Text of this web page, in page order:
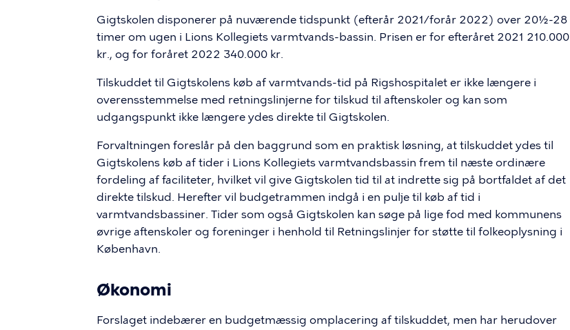
Gigtskolen disponerer på nuværende tidspunkt (efterår 2021/forår 2022) over 20½-28
timer om ugen i Lions Kollegiets varmtvands-bassin. Prisen er for efteråret 2021 210.000
kr., og for foråret 2022 340.000 kr.
Tilskuddet til Gigtskolens køb af varmtvands-tid på Rigshospitalet er ikke længere i
overensstemmelse med retningslinjerne for tilskud til aftenskoler og kan som
udgangspunkt ikke længere ydes direkte til Gigtskolen.
Forvaltningen foreslår på den baggrund som en praktisk løsning, at tilskuddet ydes til
Gigtskolens køb af tider i Lions Kollegiets varmtvandsbassin frem til næste ordinære
fordeling af faciliteter, hvilket vil give Gigtskolen tid til at indrette sig på bortfaldet af det
direkte tilskud. Herefter vil budgetrammen indgå i en pulje til køb af tid i
varmtvandsbassiner. Tider som også Gigtskolen kan søge på lige fod med kommunens
øvrige aftenskoler og foreninger i henhold til Retningslinjer for støtte til folkeoplysning i
København.
Økonomi
Forslaget indebærer en budgetmæssig omplacering af tilskuddet, men har herudover